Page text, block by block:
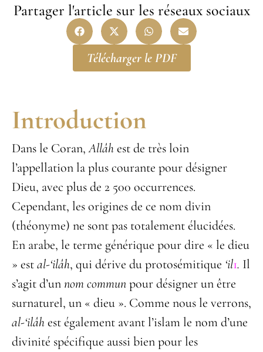
Partager l'article sur les réseaux sociaux
Télécharger le PDF
Introduction
Dans le Coran,Allâhest de très loin
l’appellation la plus courante pour désigner
Dieu, avec plus de 2 500 occurrences.
Cependant, les origines de ce nom divin
(théonyme) ne sont pas totalement élucidées.
En arabe, le terme générique pour dire « le dieu
» estal-‘ilâh, qui dérive du protosémitique ‘il1. Il
s’agit d’unnom communpour désigner un être
surnaturel, un « dieu ». Comme nous le verrons,
al-‘ilâhest également avant l’islam le nom d’une
divinité spécifique aussi bien pour les